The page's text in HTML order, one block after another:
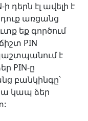
դերն էլ ավելի է
առցանց
եք գործում
PIN
է
PIN-ը
բանկինգը՝
կապ ձեր